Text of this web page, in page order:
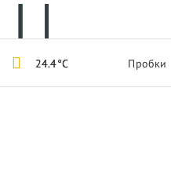
24.4°C Пробки